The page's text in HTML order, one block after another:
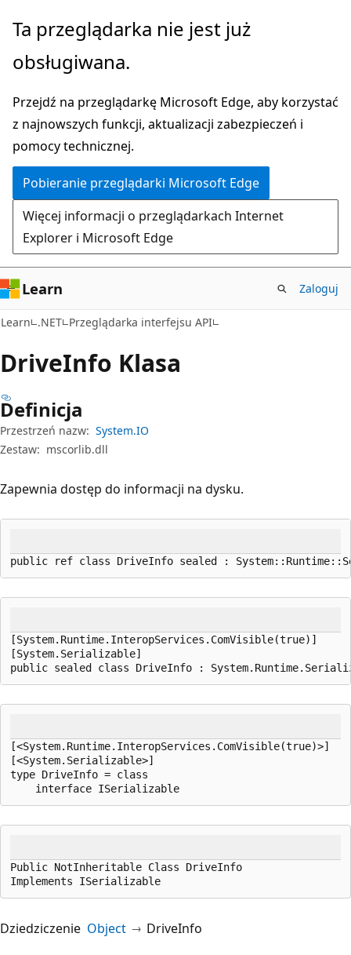
Przejdź
głównej
Przejdź
nawigacji
stronie
Ta przeglądarka nie jest już
obsługiwana.
Przejdź na przeglądarkę Microsoft Edge, aby korzystać
z najnowszych funkcji, aktualizacji zabezpieczeń i
pomocy technicznej.
Pobieranie przeglądarki Microsoft Edge
Więcej informacji o przeglądarkach Internet
Explorer i Microsoft Edge
Learn Zaloguj
Learn .NET Przeglądarka interfejsu API
DriveInfo Klasa
Definicja
Przestrzeń nazw: System.IO
Zestaw: mscorlib.dll
Zapewnia dostęp do informacji na dysku.
public ref class DriveInfo sealed :
[System.Runtime.InteropServices.ComVisible(true)]
[System.Serializable]
public sealed class DriveInfo :
[<System.Runtime.InteropServices.ComVisible(true)>]
[<System.Serializable>]
type DriveInfo = class
    interface ISerializable
Public NotInheritable Class DriveInfo
Implements ISerializable
Dziedziczenie Object DriveInfo